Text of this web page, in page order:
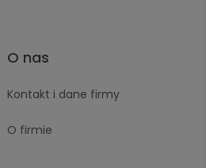
O nas
Kontakt i dane firmy
O firmie